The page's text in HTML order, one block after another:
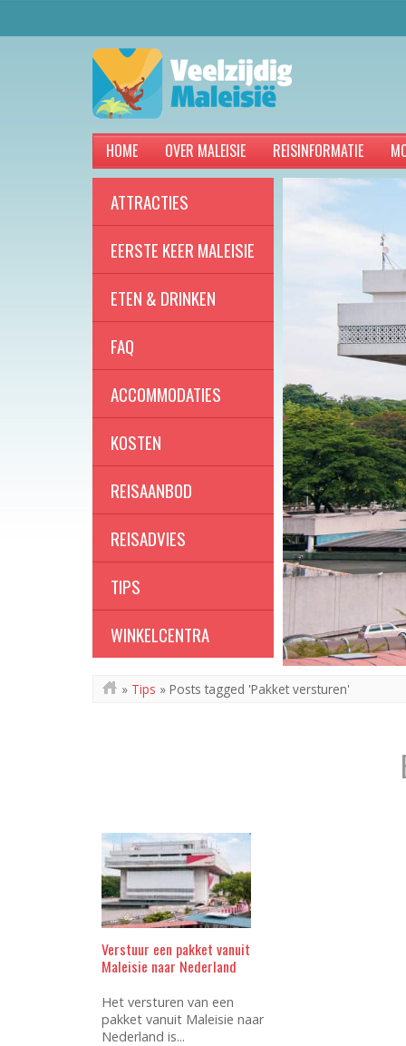
HOME OVER MALEISIE REISINFORMATIE
ATTRACTIES
EERSTE KEER MALEISIE
ETEN & DRINKEN
FAQ
ACCOMMODATIES
KOSTEN
REISAANBOD
REISADVIES
TIPS
WINKELCENTRA
» Tips » Posts tagged 'Pakket versturen'
Verstuur een pakket vanuit
Maleisie naar Nederland
Het versturen van een
pakket vanuit Maleisie naar
Nederland is...